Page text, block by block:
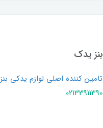
بنز یدک
تامین کننده اصلی لوازم یدکی بنز
02133911390